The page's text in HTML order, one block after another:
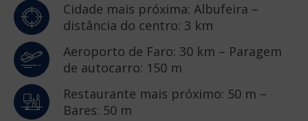
Cidade mais próxima: Albufeira –
distância do centro: 3 km
Aeroporto de Faro: 30 km – Paragem
de autocarro: 150 m
Restaurante mais próximo: 50 m –
Bares: 50 m